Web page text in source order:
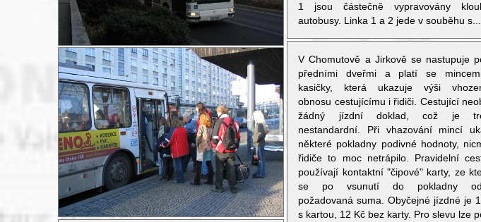
1 jsou částečně vypravovány
autobusy. Linka 1 a 2 jede v souběhu s...
V Chomutově a Jirkově se nastupuje
předními dveřmi a platí se
kasičky, která ukazuje výši
obnosu cestujícímu i řidiči. Cestující
žádný jízdní doklad, což je
nestandardní. Při vhazování mincí
některé pokladny podivné hodnoty,
řidiče to moc netrápilo. Pravidelní
používají kontaktní "čipové" karty, ze
se po vsunutí do pokladny
požadovaná suma. Obyčejné jízdné je
s kartou, 12 Kč bez karty. Pro slevu lze